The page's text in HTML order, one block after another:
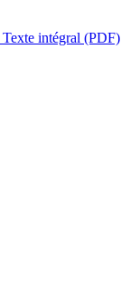
Texte intégral (PDF)